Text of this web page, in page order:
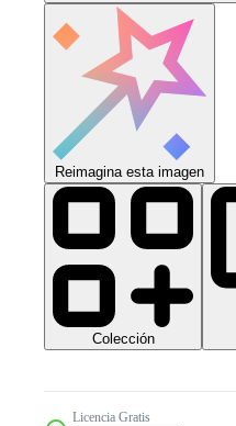
Reimagina esta imagen
Colección
Licencia Gratis